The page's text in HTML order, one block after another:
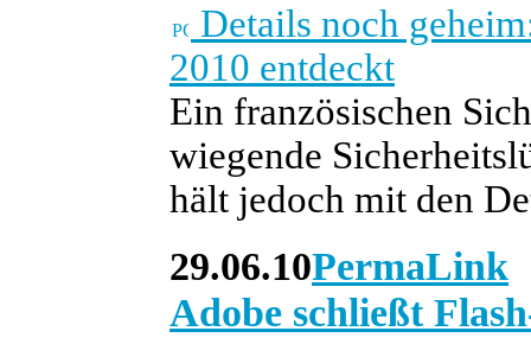
Details noch
2010 entdeckt
Ein französischen
wiegende
hält jedoch mit den
29.06.10PermaLink
Adobe schließt